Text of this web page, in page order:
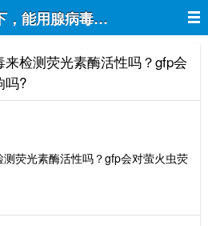
，能用腺病毒来检测荧光素酶
检测荧光素酶活性吗？gfp会
吗?
荧光素酶活性吗？gfp会对萤火虫荧